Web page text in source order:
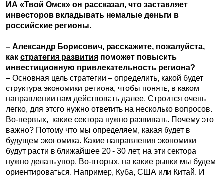
ИА «Твой Омск» он рассказал, что заставляет
инвесторов вкладывать немалые деньги в
российские регионы.
– Александр Борисович, расскажите, пожалуйста,
как стратегия развития поможет повысить
инвестиционную привлекательность региона?
– Основная цель стратегии – определить, какой будет
структура экономики региона, чтобы понять, в каком
направлении нам действовать далее. Строится очень
легко, для этого нужно ответить на несколько вопросов.
Во-первых, какие сектора нужно развивать. Почему это
важно? Потому что мы определяем, какая будет в
будущем экономика. Какие направления экономики
будут расти в ближайшее 20 - 30 лет, на эти сектора
нужно делать упор. Во-вторых, на какие рынки мы будем
ориентироваться. Например, Куба, США или Китай. И